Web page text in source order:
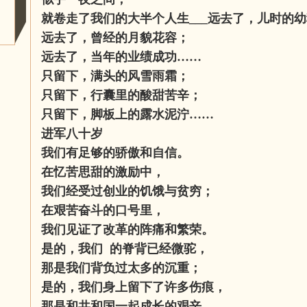
就卷走了我们的大半个人生___远去了，儿时的幼
远去了，曾经的月貌花容；
远去了，当年的业绩成功……
只留下，满头的风雪雨霜；
只留下，行囊里的酸甜苦辛；
只留下，脚板上的露水泥泞……
进军八十岁
我们有足够的骄傲和自信。
在忆苦思甜的激励中，
我们经受过创业的饥饿与贫穷；
在艰苦奋斗的口号里，
我们见证了改革的阵痛和繁荣。
是的，我们 的脊背已经微驼，
那是我们背负过太多的沉重；
是的，我们身上留下了许多伤痕，